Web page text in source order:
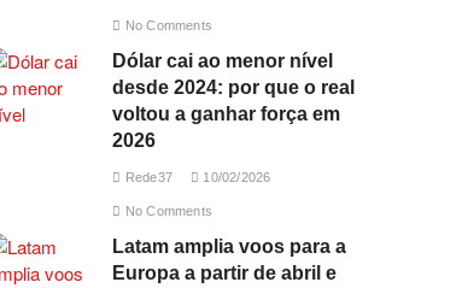
No Comments
Dólar cai ao menor nível
desde 2024: por que o real
voltou a ganhar força em
2026
Rede37 10/02/2026
No Comments
Latam amplia voos para a
Europa a partir de abril e